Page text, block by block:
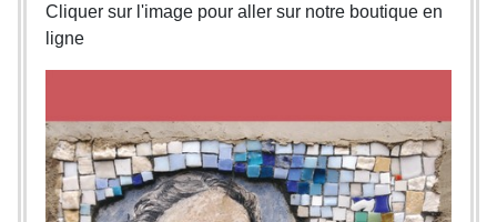
Cliquer sur l'image pour aller sur notre boutique en
ligne